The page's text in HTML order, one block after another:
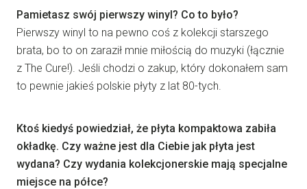
Pamietasz swój pierwszy winyl? Co to było?
Pierwszy winyl to na pewno coś z kolekcji starszego
brata, bo to on zaraził mnie miłością do muzyki (łącznie
z The Cure!). Jeśli chodzi o zakup, który dokonałem sam
to pewnie jakieś polskie płyty z lat 80-tych.
Ktoś kiedyś powiedział, że płyta kompaktowa zabiła
okładkę. Czy ważne jest dla Ciebie jak płyta jest
wydana? Czy wydania kolekcjonerskie mają specjalne
miejsce na półce?